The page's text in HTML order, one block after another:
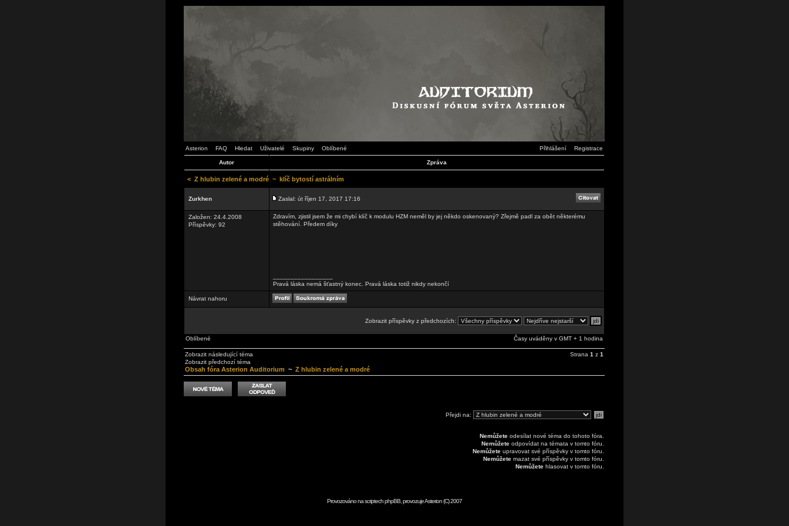
Asterion FAQ Hledat Uživatelé Skupiny Oblíbené Přihlášení Registrace
Autor Zpráva
< Z hlubin zelené a modré ~ klíč bytostí astrálním
Zurkhen Zaslal: út říjen 17, 2017 17:16
Založen: 24.4.2008
Příspěvky: 92
Zdravím, zjistil jsem že mi chybí klíč k modulu HZM neměl by jej někdo oskenovaný? Zřejmě padl za obět některému
stěhování. Předem díky
Pravá láska nemá šťastný konec. Pravá láska totiž nikdy nekončí
Návrat nahoru
Zobrazit příspěvky z předchozích:
Oblíbené Časy uváděny v GMT + 1 hodina
Zobrazit následující téma
Zobrazit předchozí téma
Strana 1 z 1
Obsah fóra Asterion Auditorium ~ Z hlubin zelené a modré
Přejdi na:
Nemůžete odesílat nové téma do tohoto fóra.
Nemůžete odpovídat na témata v tomto fóru.
Nemůžete upravovat své příspěvky v tomto fóru.
Nemůžete mazat své příspěvky v tomto fóru.
Nemůžete hlasovat v tomto fóru.
Provozováno na scriptechphpBB, provozujeAsterion(C) 2007